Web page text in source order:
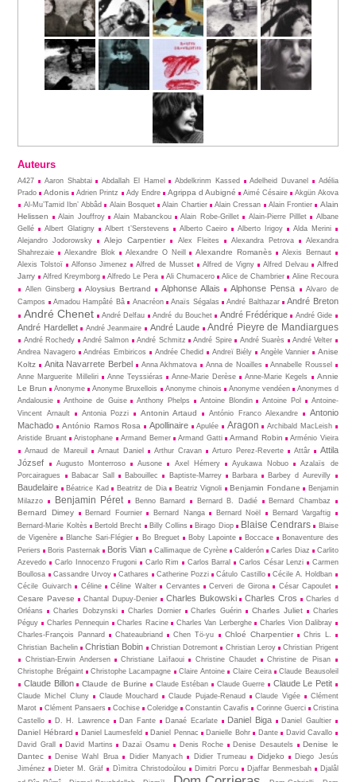
Auteurs
A427 Aaron Shabtai Abdallah El Hamel Abdelkrinm Kassed Adelheid Duvanel
Adélia
Prado
Adonis Adrien Printz Ady Endre Agrippa d Aubigné Aimé Césaire
Akgün Akova
Al-Mu’Tamid Ibn’ Abbâd
Alain Bosquet Alain Chartier Alain Cressan Alain Frontier
Alain
Helissen
Alain Jouffroy Alain Mabanckou Alain Robe-Grillet Alain-Pierre Pilllet
Albane
Gellé
Albert Glatigny Albert t’Serstevens Alberto Caeiro Alberto Irigoy
Alda Merini
Alejandro Jodorowsky
Alejo Carpentier Alex Fleites Alexandra Petrova
Alexandra
Shahrezaie
Alexandre Blok Alexandre O Neill Alexandre Romanès
Alexis Bernaut
Alexis Tolstoï
Alfonso Jimenez Alfred de Musset Alfred de Vigny Alfred Delvau
Alfred
Jarry
Alfred Kreymborg Alfredo Le Pera Ali Chumacero Alice de Chambrier
Aline Recoura
Allen Ginsberg
Aloysius Bertrand Alphonse Allais Alphonse Pensa
Alvaro de
Campos
Amadou Hampâté Bâ Anacréon Anaïs Ségalas André Balthazar André Breton
André Chenet André Delfau André du Bouchet André Frédérique André Gide
André Hardellet André Jeanmaire André Laude André Pieyre de Mandiargues
André Rochedy André Salmon André Schmitz André Spire André Suarès
André Velter
Andrea Navagero
Andréas Embiricos Andrée Chedid Andreï Biély Angèle Vannier
Anise
Koltz
Anita Navarrete Berbel Anna Akhmatova Anna de Noailles
Annabelle Roussel
Anne Marguerite Milleliri
Anne Teyssiéras Anne-Marie Derèse Anne-Marie Kegels
Annie
Le Brun
Anonyme Anonyme Bruxellois Anonyme chinois Anonyme vendéen
Anonymes d
Andalousie
Anthoine de Guise Anthony Phelps Antoine Blondin Antoine Pol
Antoine-
Vincent Arnault
Antonia Pozzi Antonin Artaud António Franco Alexandre
Antonio
Machado
António Ramos Rosa Apollinaire Apulée Aragon
Archibald MacLeish
Aristide Bruant
Aristophane Armand Bemer Armand Gatti Armand Robin
Arménio Vieira
Arnaud de Mareuil
Arnaut Daniel Arthur Cravan Arturo Perez-Reverte Attâr
Attila
József
Augusto Monterroso Ausone Axel Hémery Ayukawa Nobuo
Azalaïs de
Porcairagues
Babacar Sall Babouillec Baptiste-Marrey Barbara Barbey d Aurevilly
Baudelaire Béatrice Kad Beatritz de Dia Beatriz Vignoli Benjamin Fondane
Benjamin
Milazzo
Benjamin Péret Benno Barnard Bernard B. Dadié Bernard Chambaz
Bernard Dimey Bernard Fournier Bernard Nanga Bernard Noël
Bernard Vargaftig
Bernard-Marie Koltès
Bertold Brecht Billy Collins Birago Diop Blaise Cendrars
Blaise
de Vigenère
Blanche Sari-Flégier Bo Breguet Boby Lapointe Boccace
Bonaventure des
Periers
Boris Pasternak Boris Vian Callimaque de Cyrène Cal­derón Carles Diaz
Carlito
Azevedo
Carlo Innocenzo Frugoni Carlo Rim Carlos Barral Carlos César Lenzi
Carmen
Boullosa
Cassandre Urvoy Cathares Catherine Pozzi Cátulo Castillo
Cécile A. Holdban
Cécile Guivarch
Céline Céline Walter Cervantes Cerveri de Girona César Capoulet
Cesare Pavese Chantal Dupuy-Denier Charles Bukowski Charles Cros
Charles d
Orléans
Charles Dobzynski Charles Dornier Charles Guérin Charles Juliet
Charles
Péguy
Charles Pennequin Charles Racine Charles Van Lerberghe
Charles Vion Dalibray
Charles-François Pannard
Chateaubriand Chen Tö-yu Chloé Charpentier
Chris L.
Christian Bachelin
Christian Bobin Christian Dotremont Christian Leroy
Christian Prigent
Christian-Erwin Andersen
Christiane Laïfaoui Christine Chaudet
Christine de Pisan
Christophe Brégaint
Christophe Lacampagne Claire Antoine Claire Ceira Claude Beausoleil
Claude Billon Claude de Burine Claude Estéban Claude Guerre Claude Le Petit
Claude Michel Cluny Claude Mouchard Claude Pujade-Renaud Claude Vigée
Clément
Marot
Clément Pansaers Cochise Coleridge Constantin Cavafis Corinne Guerci
Cristina
Castello
D. H. Lawrence Dan Fante Danaé Ecarlate Daniel Biga Daniel Gaultier
Daniel Hébrard Daniel Laumesfeld Daniel Pennac Danielle Bohr Dante
David Cavallo
David Grall
David Martins Dazaï Osamu Denis Roche Denise Desautels
Denise le
Dantec
Denise Wahl Brua Didier Manyach Didier Trumeau Didjeko
Diego Jesús
Jiménez
Dieter M. Gräf Dìmitra Christodoùlou Dimitri Porcu Djaffar Benmesbah
Djalâl